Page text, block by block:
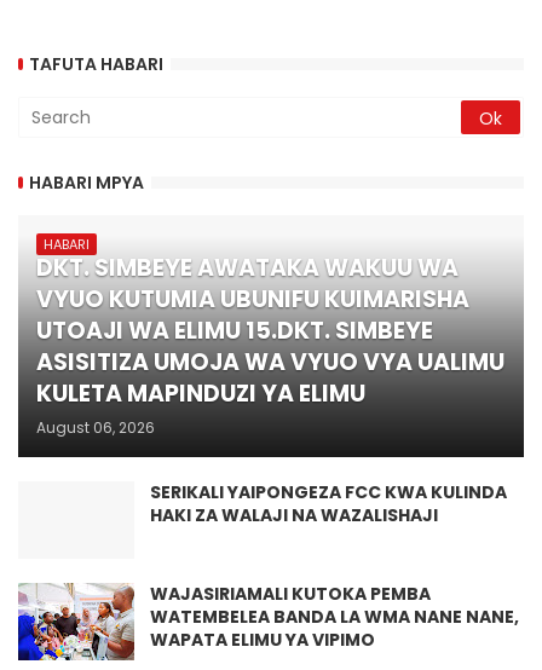
TAFUTA HABARI
HABARI MPYA
HABARI
DKT. SIMBEYE AWATAKA WAKUU WA
VYUO KUTUMIA UBUNIFU KUIMARISHA
UTOAJI WA ELIMU 15.DKT. SIMBEYE
ASISITIZA UMOJA WA VYUO VYA UALIMU
KULETA MAPINDUZI YA ELIMU
August 06, 2026
SERIKALI YAIPONGEZA FCC KWA KULINDA
HAKI ZA WALAJI NA WAZALISHAJI
WAJASIRIAMALI KUTOKA PEMBA
WATEMBELEA BANDA LA WMA NANE NANE,
WAPATA ELIMU YA VIPIMO